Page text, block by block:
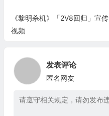
《黎明杀机》「2V8回归」宣传
视频
发表评论
匿名网友